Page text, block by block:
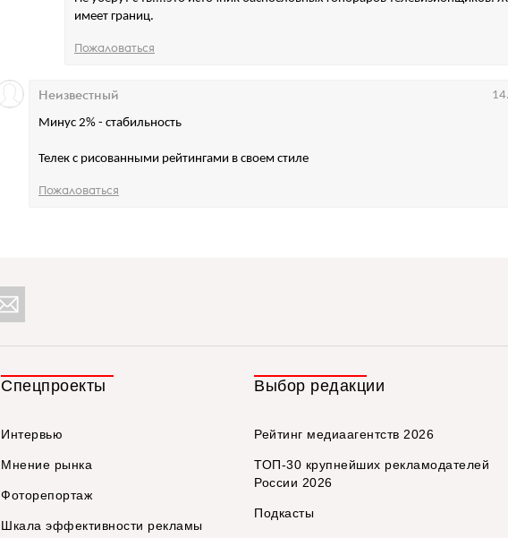
имеет границ.
Пожаловаться
Минус 2% - стабильность
Телек с рисованными рейтингами в своем стиле
Неизвестный
Пожаловаться
Спецпроекты
Интервью
Мнение рынка
Фоторепортаж
Шкала эффективности рекламы
Выбор редакции
Рейтинг медиаагентств 2026
ТОП-30 крупнейших рекламодателей
России 2026
Подкасты